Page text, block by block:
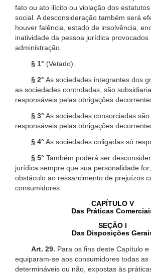
fato ou ato ilícito ou violação dos
social. A desconsideração também será
houver falência, estado de insolvência,
inatividade da pessoa jurídica provocados
administração.
§ 1° (Vetado).
§ 2° As sociedades integrantes dos
as sociedades controladas, são
responsáveis pelas obrigações
§ 3° As sociedades consorciadas
responsáveis pelas obrigações
§ 4° As sociedades coligadas só
§ 5° Também poderá ser
jurídica sempre que sua personalidade
obstáculo ao ressarcimento de prejuízos
consumidores.
CAPÍTULO V
Das Práticas
SEÇÃO I
Das Disposições
Art. 29. Para os fins deste Capítulo e
equiparam-se aos consumidores todas as
determináveis ou não, expostas às